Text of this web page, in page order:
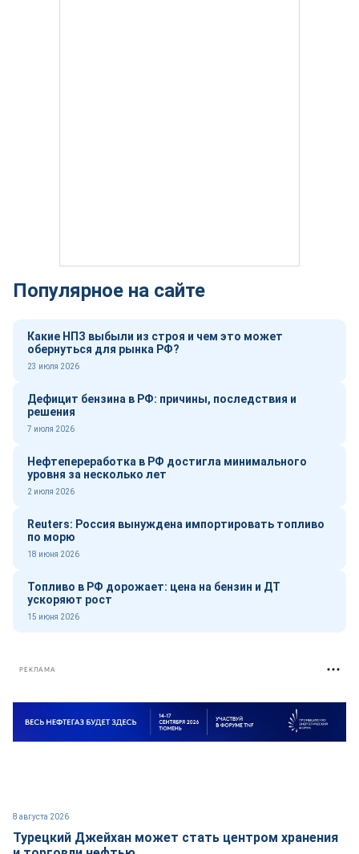
Популярное на сайте
Какие НПЗ выбыли из строя и чем это может
обернуться для рынка РФ?
23 июля 2026
Дефицит бензина в РФ: причины, последствия и
решения
7 июля 2026
Нефтепереработка в РФ достигла минимального
уровня за несколько лет
2 июля 2026
Reuters: Россия вынуждена импортировать топливо
по морю
18 июня 2026
Топливо в РФ дорожает: цена на бензин и ДТ
ускоряют рост
15 июня 2026
РЕКЛАМА
8 августа 2026
Турецкий Джейхан может стать центром хранения